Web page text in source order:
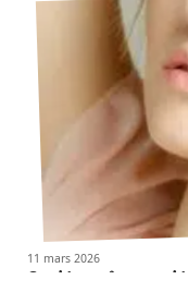
11 mars 2026
Combien coûte une